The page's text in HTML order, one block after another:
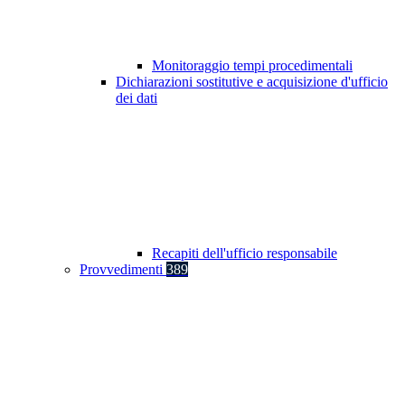
Monitoraggio tempi procedimentali
Dichiarazioni sostitutive e acquisizione d'ufficio
dei dati
Recapiti dell'ufficio responsabile
Provvedimenti 389